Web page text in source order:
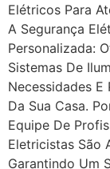
Elétricos Para
A Segurança
Personalizada:
Sistemas De
Necessidades
Da Sua Casa.
Equipe De
Eletricistas São
Garantindo Um